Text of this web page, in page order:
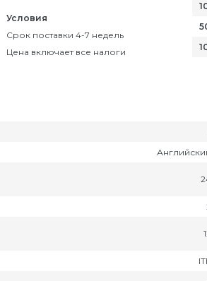
Условия
Срок поставки 4-7 недель
Цена включает все налоги